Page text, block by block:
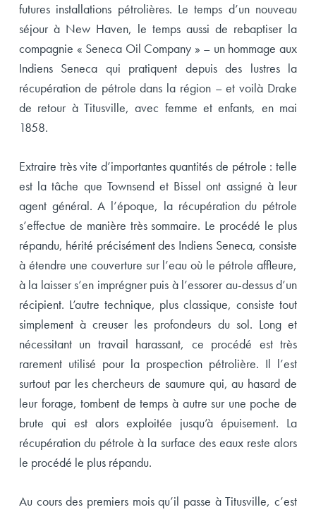
futures installations pétrolières. Le temps d’un nouveau
séjour à New Haven, le temps aussi de rebaptiser la
compagnie « Seneca Oil Company » – un hommage aux
Indiens Seneca qui pratiquent depuis des lustres la
récupération de pétrole dans la région – et voilà Drake
de retour à Titusville, avec femme et enfants, en mai
1858.
Extraire très vite d’importantes quantités de pétrole : telle
est la tâche que Townsend et Bissel ont assigné à leur
agent général. A l’époque, la récupération du pétrole
s’effectue de manière très sommaire. Le procédé le plus
répandu, hérité précisément des Indiens Seneca, consiste
à étendre une couverture sur l’eau où le pétrole affleure,
à la laisser s’en imprégner puis à l’essorer au-dessus d’un
récipient. L’autre technique, plus classique, consiste tout
simplement à creuser les profondeurs du sol. Long et
nécessitant un travail harassant, ce procédé est très
rarement utilisé pour la prospection pétrolière. Il l’est
surtout par les chercheurs de saumure qui, au hasard de
leur forage, tombent de temps à autre sur une poche de
brute qui est alors exploitée jusqu’à épuisement. La
récupération du pétrole à la surface des eaux reste alors
le procédé le plus répandu.
Au cours des premiers mois qu’il passe à Titusville, c’est